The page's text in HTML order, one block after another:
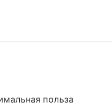
польза